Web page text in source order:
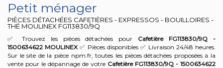
Petit ménager
PIÈCES DÉTACHÉES CAFETIÈRES - EXPRESSOS - BOUILLOIRES -
THÉ MOULINEX FG113830/9Q
✅ Trouvez les pièces détachées pour Cafetière FG113830/9Q -
1500634622 MOULINEX✅ Pièces disponibles ✅ Livraison 24/48 heures.
Sur le site de la pièce npm.fr, toutes les pièces détachées proposées à la
vente pour le dépannage de votre Cafetière FG113830/9Q - 1500634622